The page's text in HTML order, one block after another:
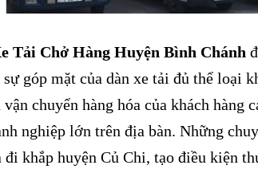
Tải Chở Hàng Huyện Bình Chánh
góp mặt của dàn xe tải đủ thể loại
vận chuyển hàng hóa của khách hàng
nghiệp lớn trên địa bàn. Những
đi khắp huyện Củ Chi, tạo điều kiện